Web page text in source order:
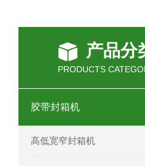
产品分
PRODUCTS
胶带封箱机
高低宽窄封箱机